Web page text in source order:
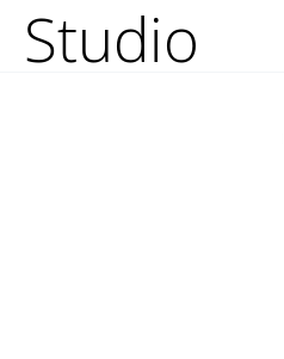
Inhalt
springenStudio